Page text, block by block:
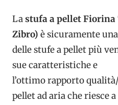
Lastufa a pellet Fiorina
Zibro) è sicuramente una
delle stufe a pellet più
sue caratteristiche e
l’ottimo rapporto
pellet ad aria che riesce a